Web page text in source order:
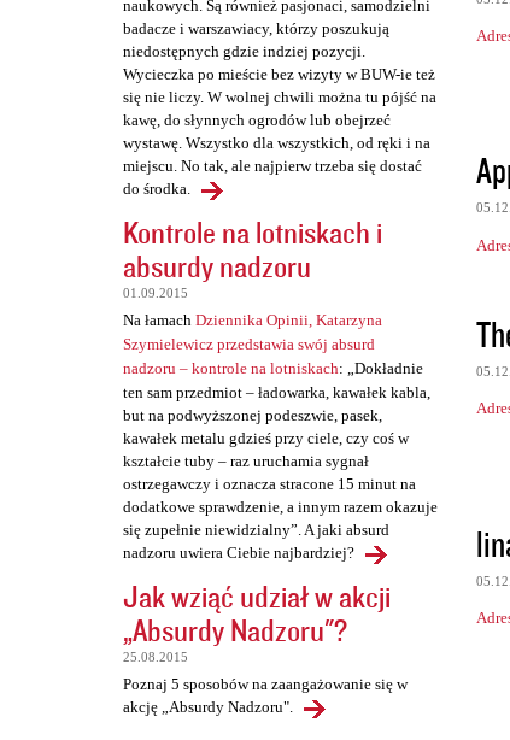
naukowych. Są również pasjonaci, samodzielni
badacze i warszawiacy, którzy poszukują
niedostępnych gdzie indziej pozycji.
Wycieczka po mieście bez wizyty w BUW-ie też
się nie liczy. W wolnej chwili można tu pójść na
kawę, do słynnych ogrodów lub obejrzeć
wystawę. Wszystko dla wszystkich, od ręki i na
miejscu. No tak, ale najpierw trzeba się dostać
do środka.
Kontrole na lotniskach i
absurdy nadzoru
01.09.2015
Na łamach Dziennika Opinii, Katarzyna
Szymielewicz przedstawia swój absurd
nadzoru – kontrole na lotniskach: „Dokładnie
ten sam przedmiot – ładowarka, kawałek kabla,
but na podwyższonej podeszwie, pasek,
kawałek metalu gdzieś przy ciele, czy coś w
kształcie tuby – raz uruchamia sygnał
ostrzegawczy i oznacza stracone 15 minut na
dodatkowe sprawdzenie, a innym razem okazuje
się zupełnie niewidzialny”. A jaki absurd
nadzoru uwiera Ciebie najbardziej?
Jak wziąć udział w akcji
„Absurdy Nadzoru"?
25.08.2015
Poznaj 5 sposobów na zaangażowanie się w
akcję „Absurdy Nadzoru".
e